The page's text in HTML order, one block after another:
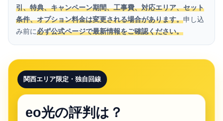
引、特典、キャンペーン期間、工事費、対応エリア、セット
条件、オプション料金は変更される場合があります。申し込
み前に必ず公式ページで最新情報をご確認ください。
関西エリア限定・独自回線
eo光の評判は？